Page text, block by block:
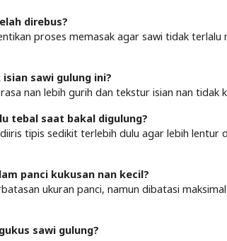
direbus?
proses memasak agar sawi tidak terlalu
sawi gulung ini?
nan lebih gurih dan tekstur isian nan tidak
tebal saat bakal digulung?
tipis sedikit terlebih dulu agar lebih lentur
panci kukusan nan kecil?
ukuran panci, namun dibatasi
sawi gulung?